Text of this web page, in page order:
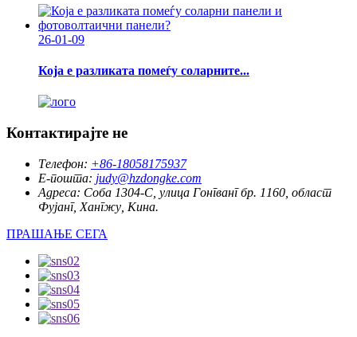
26-01-09
Која е разликата помеѓу соларните...
Контактирајте не
Телефон: +86-18058175937
Е-пошта: judy@hzdongke.com
Адреса: Соба 1304-C, улица Гонгванг бр. 1160, област
Фујанг, Хангжу, Кина.
ПРАШАЊЕ СЕГА